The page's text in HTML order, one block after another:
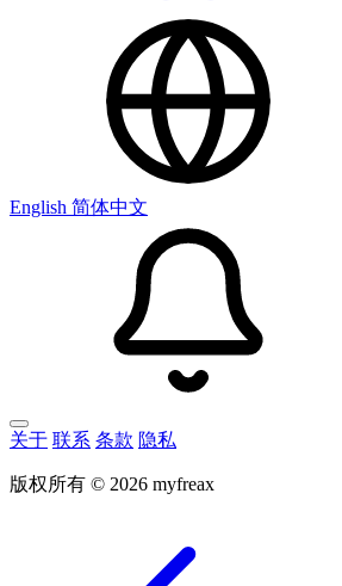
English 简体中文
关于 联系 条款 隐私
版权所有 © 2026 myfreax